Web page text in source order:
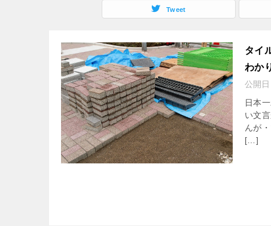
Tweet
タイ
わか
公開日
日本
い文
んが
[…]